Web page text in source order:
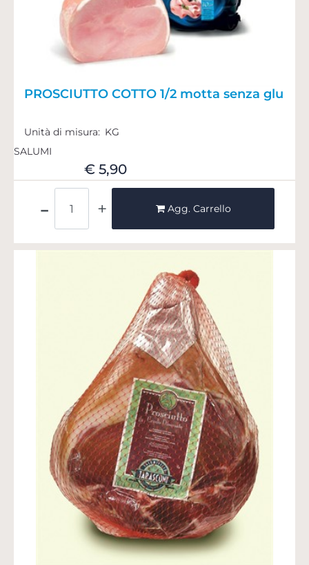
PROSCIUTTO COTTO 1/2 motta senza glu
Unità di misura: KG
SALUMI
€ 5,90
Agg. Carrello